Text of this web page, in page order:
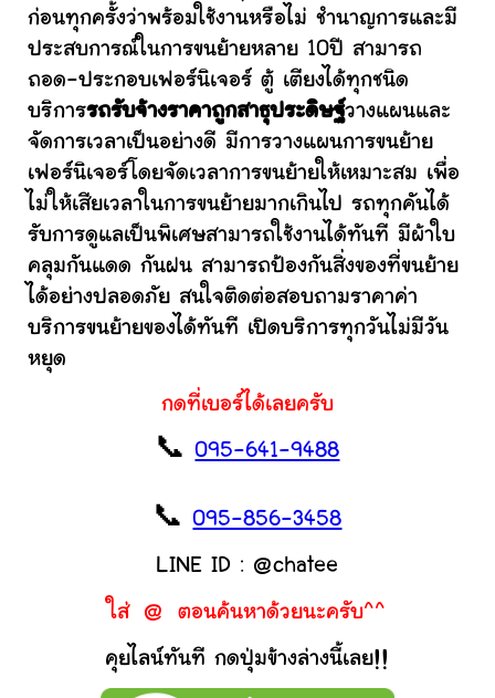
ก่อนทุกครั้งว่าพร้อมใช้งานหรือไม่ ชำนาญการและมี
ประสบการณ์ในการขนย้ายหลาย 10ปี สามารถ
ถอด-ประกอบเฟอร์นิเจอร์ ตู้ เตียงได้ทุกชนิด
บริการรถรับจ้างราคาถูกสาธุประดิษฐ์วางแผนและ
จัดการเวลาเป็นอย่างดี มีการวางแผนการขนย้าย
เฟอร์นิเจอร์โดยจัดเวลาการขนย้ายให้เหมาะสม เพื่อ
ไม่ให้เสียเวลาในการขนย้ายมากเกินไป รถทุกคันได้
รับการดูแลเป็นพิเศษสามารถใช้งานได้ทันที มีผ้าใบ
คลุมกันแดด กันฝน สามารถป้องกันสิ่งของที่ขนย้าย
ได้อย่างปลอดภัย สนใจติดต่อสอบถามราคาค่า
บริการขนย้ายของได้ทันที เปิดบริการทุกวันไม่มีวัน
หยุด
กดที่เบอร์ได้เลยครับ
📞095-641-9488
📞095-856-3458
LINE ID : @chatee
ใส่ @ ตอนค้นหาด้วยนะครับ^^
คุยไลน์ทันที กดปุ่มข้างล่างนี้เลย!!